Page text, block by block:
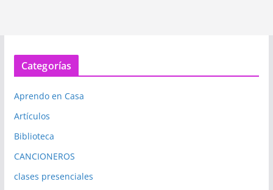
Categorías
Aprendo en Casa
Artículos
Biblioteca
CANCIONEROS
clases presenciales